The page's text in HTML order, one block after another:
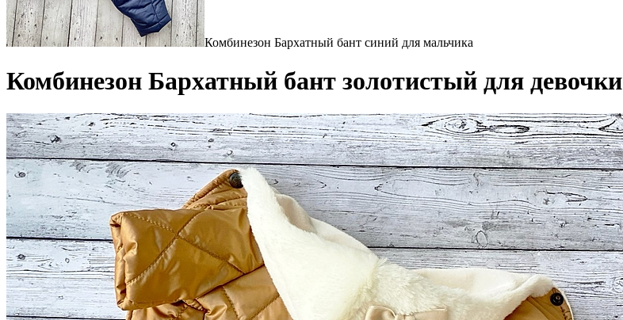
Комбинезон Бархатный бант синий для мальчика
Комбинезон Бархатный бант золотистый для девочки